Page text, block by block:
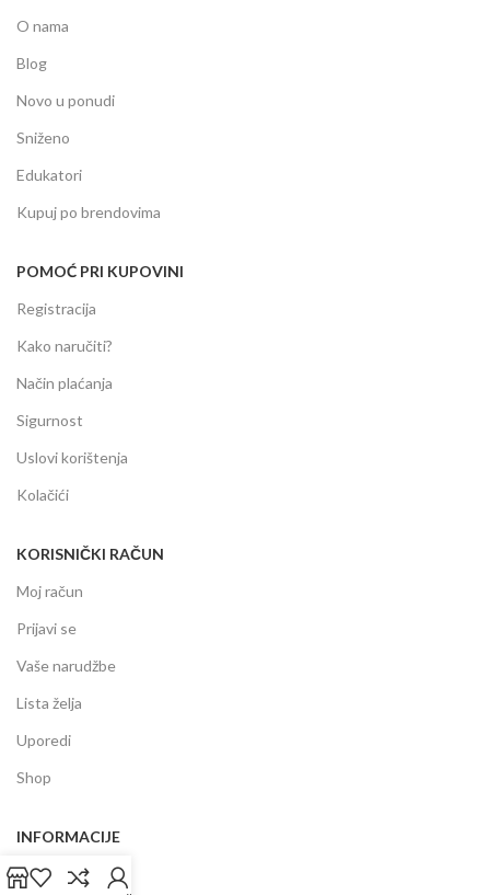
O nama
Blog
Novo u ponudi
Sniženo
Edukatori
Kupuj po brendovima
POMOĆ PRI KUPOVINI
Registracija
Kako naručiti?
Način plaćanja
Sigurnost
Uslovi korištenja
Kolačići
KORISNIČKI RAČUN
Moj račun
Prijavi se
Vaše narudžbe
Lista želja
Uporedi
Shop
INFORMACIJE
Prodajni centar